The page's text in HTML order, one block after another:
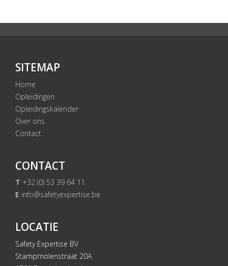
SITEMAP
Home
Opleidingen
Opleidingskalender
Over ons
Contact
CONTACT
T +32 (0) 53 39 64 11
E info@safetyexpertise.be
LOCATIE
Safety Expertise BV
Stampmolenstraat 20A